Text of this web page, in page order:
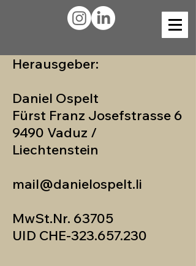
Herausgeber:
Daniel Ospelt
Fürst Franz Josefstrasse 6
9490 Vaduz /
Liechtenstein
mail@danielospelt.li
​MwSt.Nr. 63705
UID CHE-323.657.230